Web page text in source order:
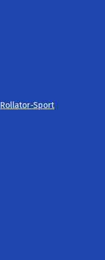
Rollator-Sport